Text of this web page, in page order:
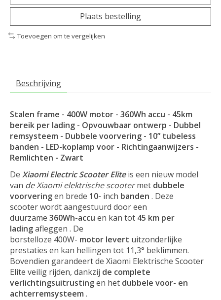
Plaats bestelling
Toevoegen om te vergelijken
Beschrijving
Stalen frame - 400W motor - 360Wh accu - 45km
bereik per lading - Opvouwbaar ontwerp - Dubbel
remsysteem - Dubbele voorvering - 10” tubeless
banden - LED-koplamp voor - Richtingaanwijzers -
Remlichten - Zwart
De Xiaomi Electric Scooter Eliteis een nieuw model
van de Xiaomi elektrische scootermet dubbele
voorveringen brede 10- inch banden . Deze
scooter wordt aangestuurd door een
duurzame 360Wh-accu en kan tot 45 km per
ladingafleggen . De
borstelloze 400W- motor levert uitzonderlijke
prestaties en kan hellingen tot 11,3° beklimmen.
Bovendien garandeert de Xiaomi Elektrische Scooter
Elite veilig rijden, dankzij de complete
verlichtingsuitrustingen het dubbele voor- en
achterremsysteem .